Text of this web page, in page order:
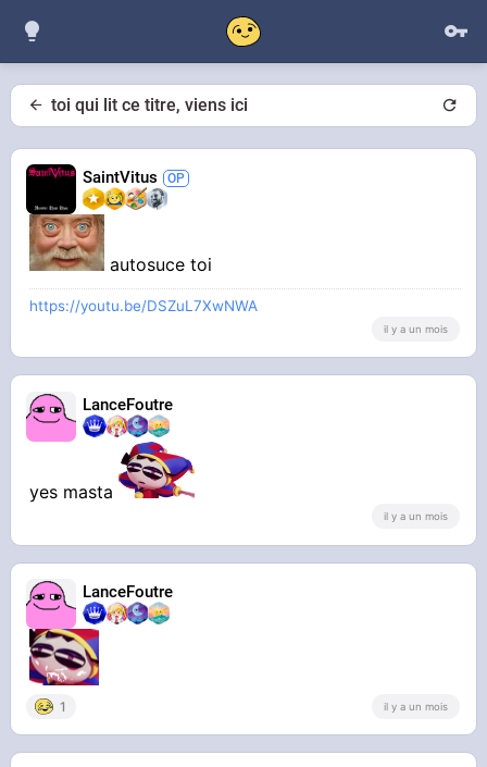
toi qui lit ce titre, viens ici
SaintVitus
autosuce toi
https://youtu.be/DSZuL7XwNWA
il y a un mois
LanceFoutre
yes masta
il y a un mois
LanceFoutre
1 il y a un mois